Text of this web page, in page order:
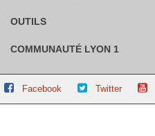
OUTILS
COMMUNAUTÉ LYON 1
Facebook Twitter